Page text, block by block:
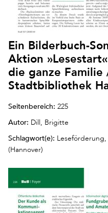
Ein Bilderbuch-
Aktion
die ganze
Stadtbibliothek
Seitenbereich: 225
Autor: Dill, Brigitte
Schlagwort(e):
(Hannover)